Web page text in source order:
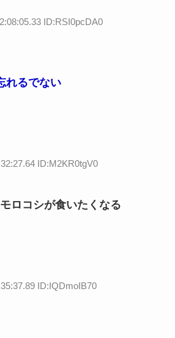
ID:RSI0pcDA0
れるでない
ID:M2KR0tgV0
ロコシが食いたくなる
ID:IQDmoIB70